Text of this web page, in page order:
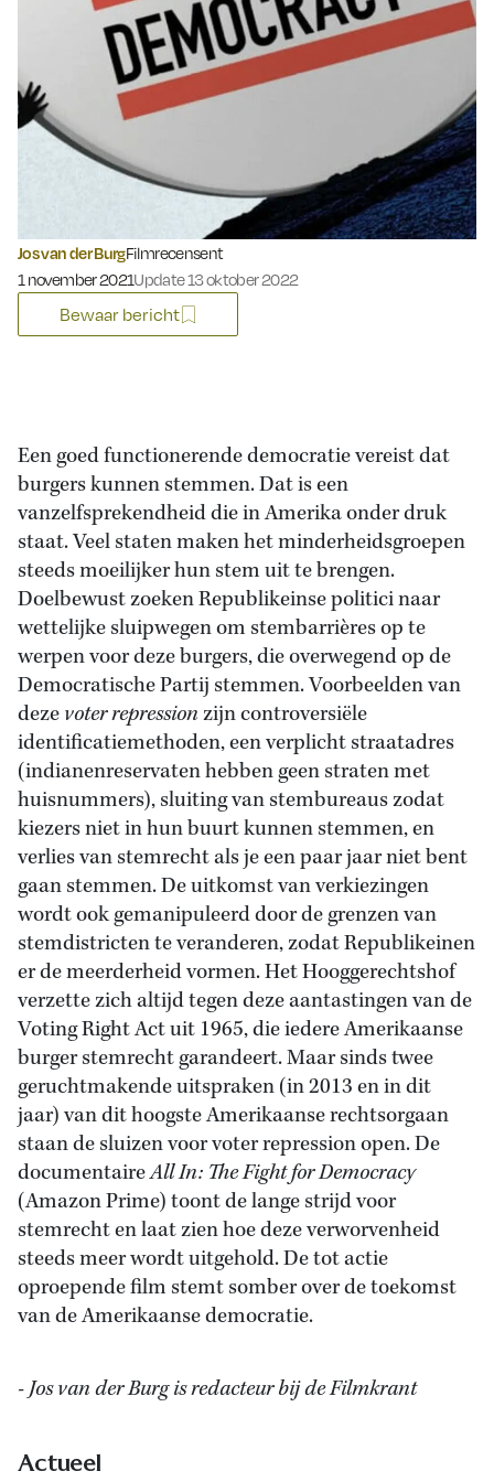
Jos van der BurgFilmrecensent
Gepubliceerd op:
1 november 2021Update 13 oktober 2022
Bewaar bericht
Een goed functionerende democratie vereist dat
burgers kunnen stemmen. Dat is een
vanzelfsprekendheid die in Amerika onder druk
staat. Veel staten maken het minderheidsgroepen
steeds moeilijker hun stem uit te brengen.
Doelbewust zoeken Republikeinse politici naar
wettelijke sluipwegen om stembarrières op te
werpen voor deze burgers, die overwegend op de
Democratische Partij stemmen. Voorbeelden van
dezevoter repressionzijn controversiële
identificatiemethoden, een verplicht straatadres
(indianenreservaten hebben geen straten met
huisnummers), sluiting van stembureaus zodat
kiezers niet in hun buurt kunnen stemmen, en
verlies van stemrecht als je een paar jaar niet bent
gaan stemmen. De uitkomst van verkiezingen
wordt ook gemanipuleerd door de grenzen van
stemdistricten te veranderen, zodat Republikeinen
er de meerderheid vormen. Het Hooggerechtshof
verzette zich altijd tegen deze aantastingen van de
Voting Right Act uit 1965, die iedere Amerikaanse
burger stemrecht garandeert. Maar sinds twee
geruchtmakende uitspraken (in 2013 en in dit
jaar) van dit hoogste Amerikaanse rechtsorgaan
staan de sluizen voor voter repression open. De
documentaireAll In: The Fight for Democracy
(Amazon Prime) toont de lange strijd voor
stemrecht en laat zien hoe deze verworvenheid
steeds meer wordt uitgehold. De tot actie
oproepende film stemt somber over de toekomst
van de Amerikaanse democratie.
- Jos van der Burg is redacteur bij de Filmkrant
Actueel